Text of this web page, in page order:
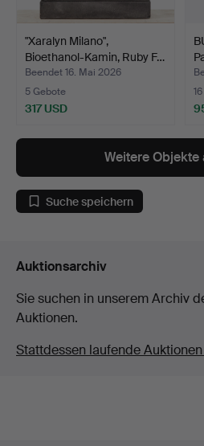
"Xaralyn Milano",
Bioethanol-Kamin, Ruby F…
Beendet 16. Mai 2026
5 Gebote
317 USD
Weitere Objekte
Suche speichern
Auktionsarchiv
Sie suchen in unserem Archiv
Auktionen.
Stattdessen laufende